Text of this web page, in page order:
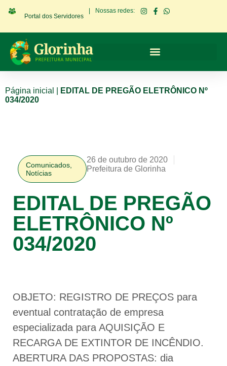
Portal dos Servidores
Nossas redes:
Página inicial
EDITAL DE PREGÃO ELETRÔNICO Nº
034/2020
Comunicados
Notícias
26 de outubro de 2020
Prefeitura de Glorinha
EDITAL DE PREGÃO
ELETRÔNICO Nº
034/2020
OBJETO: REGISTRO DE PREÇOS para
eventual contratação de empresa
especializada para AQUISIÇÃO E
RECARGA DE EXTINTOR DE INCÊNDIO.
ABERTURA DAS PROPOSTAS: dia